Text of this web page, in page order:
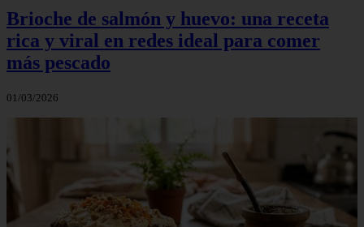
Brioche de salmón y huevo: una receta
rica y viral en redes ideal para comer
más pescado
01/03/2026